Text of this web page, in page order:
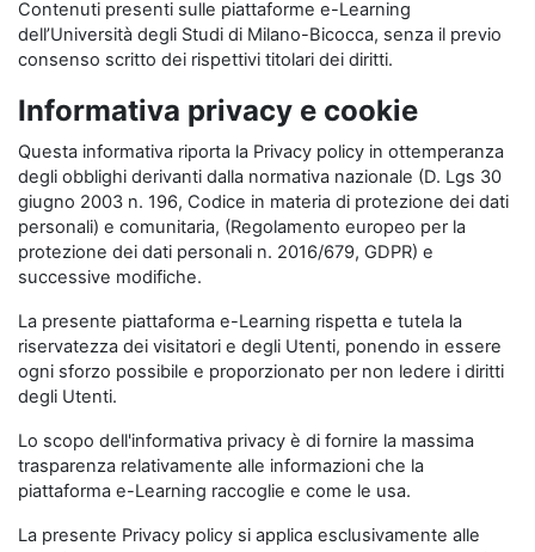
Contenuti presenti sulle piattaforme e-Learning
dell’Università degli Studi di Milano-Bicocca, senza il previo
consenso scritto dei rispettivi titolari dei diritti.
Informativa privacy e cookie
Questa informativa riporta la Privacy policy in ottemperanza
degli obblighi derivanti dalla normativa nazionale (D. Lgs 30
giugno 2003 n. 196, Codice in materia di protezione dei dati
personali) e comunitaria, (Regolamento europeo per la
protezione dei dati personali n. 2016/679, GDPR) e
successive modifiche.
La presente piattaforma e-Learning rispetta e tutela la
riservatezza dei visitatori e degli Utenti, ponendo in essere
ogni sforzo possibile e proporzionato per non ledere i diritti
degli Utenti.
Lo scopo dell'informativa privacy è di fornire la massima
trasparenza relativamente alle informazioni che la
piattaforma e-Learning raccoglie e come le usa.
La presente Privacy policy si applica esclusivamente alle